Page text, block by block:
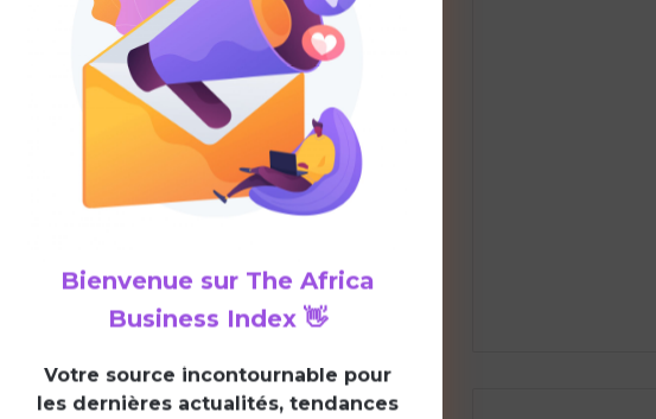
Bienvenue surThe Africa
Business Index👋
Votre source incontournable pour
les dernières actualités, tendances